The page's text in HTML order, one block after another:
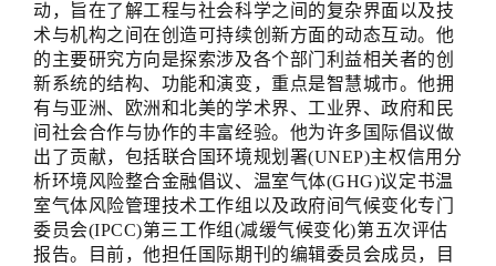
动，旨在了解工程与社会科学之间的复杂界面以及技
术与机构之间在创造可持续创新方面的动态互动。他
的主要研究方向是探索涉及各个部门利益相关者的创
新系统的结构、功能和演变，重点是智慧城市。他拥
有与亚洲、欧洲和北美的学术界、工业界、政府和民
间社会合作与协作的丰富经验。他为许多国际倡议做
出了贡献，包括联合国环境规划署(UNEP)主权信用分
析环境风险整合金融倡议、温室气体(GHG)议定书温
室气体风险管理技术工作组以及政府间气候变化专门
委员会(IPCC)第三工作组(减缓气候变化)第五次评估
报告。目前，他担任国际期刊的编辑委员会成员，目